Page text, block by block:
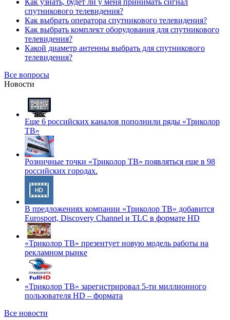
Как узнать, будет ли у меня принимать сигнал
спутникового телевидения?
Как выбрать оператора спутникового телевидения?
Как выбрать комплект оборудования для спутникового
телевидения?
Какой диаметр антенны выбрать для спутникового
телевидения?
Все вопросы
Новости
Еще 6 российских каналов пополнили ряды «Триколор
ТВ»
Розничные точки «Триколор ТВ» появляться еще в 98
российских городах.
В предложениях компании «Триколор ТВ» добавится
Eurosport, Discovery Channel и TLC в формате HD
«Триколор ТВ» презентует новую модель работы на
рекламном рынке
«Триколор ТВ» зарегистрировал 5-ти миллионного
пользователя HD – формата
Все новости